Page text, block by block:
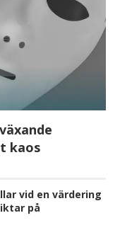
kaos
vid en värdering
på